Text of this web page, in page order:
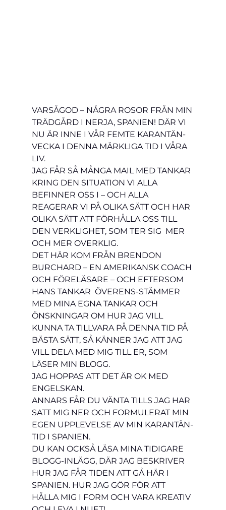
VARSÅGOD – NÅGRA ROSOR FRÅN MIN
TRÄDGÅRD I NERJA, SPANIEN! DÄR VI
NU ÄR INNE I VÅR FEMTE KARANTÄN-
VECKA I DENNA MÄRKLIGA TID I VÅRA
LIV.
JAG FÅR SÅ MÅNGA MAIL MED TANKAR
KRING DEN SITUATION VI ALLA
BEFINNER OSS I – OCH ALLA
REAGERAR VI PÅ OLIKA SÄTT OCH HAR
OLIKA SÄTT ATT FÖRHÅLLA OSS TILL
DEN VERKLIGHET, SOM TER SIG  MER
OCH MER OVERKLIG.
DET HÄR KOM FRÅN BRENDON
BURCHARD – EN AMERIKANSK COACH
OCH FÖRELÄSARE – OCH EFTERSOM
HANS TANKAR  ÖVERENS-STÄMMER
MED MINA EGNA TANKAR OCH
ÖNSKNINGAR OM HUR JAG VILL
KUNNA TA TILLVARA PÅ DENNA TID PÅ
BÄSTA SÄTT, SÅ KÄNNER JAG ATT JAG
VILL DELA MED MIG TILL ER, SOM
LÄSER MIN BLOGG.
JAG HOPPAS ATT DET ÄR OK MED
ENGELSKAN.
ANNARS FÅR DU VÄNTA TILLS JAG HAR
SATT MIG NER OCH FORMULERAT MIN
EGEN UPPLEVELSE AV MIN KARANTÄN-
TID I SPANIEN.
DU KAN OCKSÅ LÄSA MINA TIDIGARE
BLOGG-INLÄGG, DÄR JAG BESKRIVER
HUR JAG FÅR TIDEN ATT GÅ HÄR I
SPANIEN. HUR JAG GÖR FÖR ATT
HÅLLA MIG I FORM OCH VARA KREATIV